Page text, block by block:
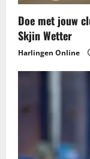
a
t
i
Doe met jouw
Skjin Wetter
Harlingen Online